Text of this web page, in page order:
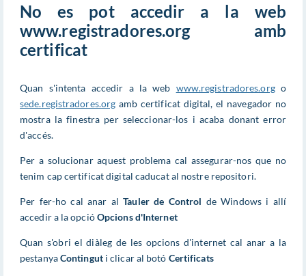
No es pot accedir a la web
www.registradores.org amb
certificat
Quan s'intenta accedir a la web www.registradores.orgo
sede.registradores.org amb certificat digital, el navegador no
mostra la finestra per seleccionar-los i acaba donant error
d'accés.
Per a solucionar aquest problema cal assegurar-nos que no
tenim cap certificat digital caducat al nostre repositori.
Per fer-ho cal anar alTauler de Control de Windows i allí
accedir a la opcióOpcions d'Internet
Quan s'obri el diàleg de les opcions d'internet cal anar a la
pestanyaContinguti clicar al botó Certificats